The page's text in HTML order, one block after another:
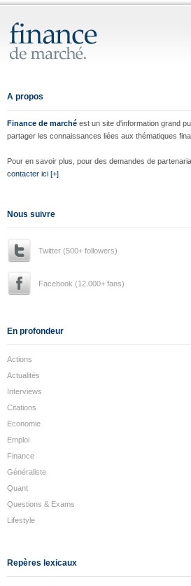
A propos
Finance de marché est un site d'information grand
partager les connaissances liées aux thématiques
Pour en savoir plus, pour des demandes de
contacter ici [+]
Nous suivre
Twitter (500+ followers)
Facebook (12.000+ fans)
En profondeur
Actions
Actualités
Interviews
Citations
Economie
Emploi
Finance
Généraliste
Quant
Questions & Exams
Lifestyle
Repères lexicaux